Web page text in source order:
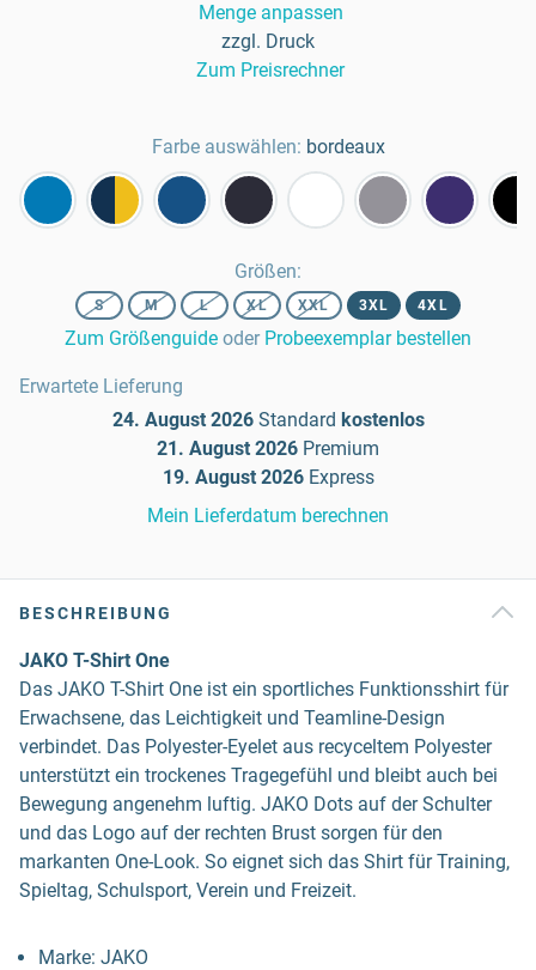
Menge anpassen
zzgl. Druck
Zum Preisrechner
Farbe auswählen: bordeaux
Größen:
S M L XL XXL 3XL 4XL
Zum Größenguide oder Probeexemplar bestellen
Erwartete Lieferung
24. August 2026 Standard kostenlos
21. August 2026 Premium
19. August 2026 Express
Mein Lieferdatum berechnen
BESCHREIBUNG
JAKO T-Shirt One
Das JAKO T-Shirt One ist ein sportliches Funktionsshirt für
Erwachsene, das Leichtigkeit und Teamline-Design
verbindet. Das Polyester-Eyelet aus recyceltem Polyester
unterstützt ein trockenes Tragegefühl und bleibt auch bei
Bewegung angenehm luftig. JAKO Dots auf der Schulter
und das Logo auf der rechten Brust sorgen für den
markanten One-Look. So eignet sich das Shirt für Training,
Spieltag, Schulsport, Verein und Freizeit.
Marke: JAKO